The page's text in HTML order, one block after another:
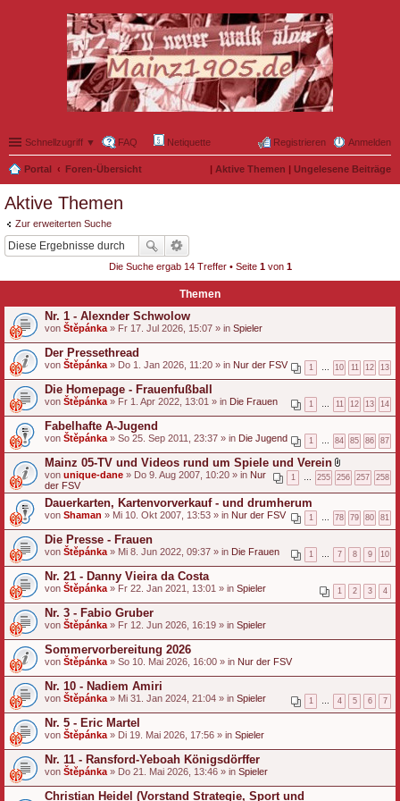
Schnellzugriff ▼ FAQ Netiquette Anmelden
Registrieren
Portal Foren-Übersicht | Aktive Themen | Ungelesene Beiträge
Aktive Themen
Zur erweiterten Suche
Die Suche ergab 14 Treffer • Seite 1von 1
Themen
Nr. 1 - Alexnder Schwolow
von Štěpánka » Fr 17. Jul 2026, 15:07 » in Spieler
Der Pressethread
1 10 11 12 13
von Štěpánka » Do 1. Jan 2026, 11:20 » in Nur der FSV
Die Homepage - Frauenfußball
1 11 12 13 14
von Štěpánka » Fr 1. Apr 2022, 13:01 » in Die Frauen
Fabelhafte A-Jugend
1 84 85 86 87
von Štěpánka » So 25. Sep 2011, 23:37 » in Die Jugend
Mainz 05-TV und Videos rund um Spiele und Verein
D
a
t
i
a
h
n
1 255 256 257 258
von unique-dane » Do 9. Aug 2007, 10:20 » in Nur
der FSV
Dauerkarten, Kartenvorverkauf - und drumherum
1 78 79 80 81
von Shaman » Mi 10. Okt 2007, 13:53 » in Nur der FSV
Die Presse - Frauen
1 7 8 9 10
von Štěpánka » Mi 8. Jun 2022, 09:37 » in Die Frauen
Nr. 21 - Danny Vieira da Costa
1 2 3 4
von Štěpánka » Fr 22. Jan 2021, 13:01 » in Spieler
Nr. 3 - Fabio Gruber
von Štěpánka » Fr 12. Jun 2026, 16:19 » in Spieler
Sommervorbereitung 2026
von Štěpánka » So 10. Mai 2026, 16:00 » in Nur der FSV
Nr. 10 - Nadiem Amiri
1 4 5 6 7
von Štěpánka » Mi 31. Jan 2024, 21:04 » in Spieler
Nr. 5 - Eric Martel
von Štěpánka » Di 19. Mai 2026, 17:56 » in Spieler
Nr. 11 - Ransford-Yeboah Königsdörffer
von Štěpánka » Do 21. Mai 2026, 13:46 » in Spieler
Christian Heidel (Vorstand Strategie, Sport und